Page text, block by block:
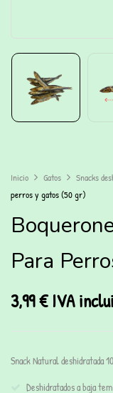
Inicio Gatos Snacks
perros y gatos (50 gr)
Para
3,99€IVA
Snack Natural deshidratada
Deshidratados a baja